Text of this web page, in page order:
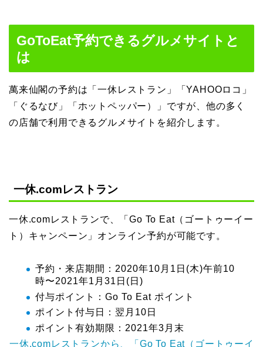
GoToEat予約できるグルメサイトと
は
萬来仙閣の予約は「一休レストラン」「YAHOOロコ」
「ぐるなび」「ホットペッパー）」ですが、他の多く
の店舗で利用できるグルメサイトを紹介します。
一休.comレストラン
一休.comレストランで、「Go To Eat（ゴートゥーイー
ト）キャンペーン」オンライン予約が可能です。
予約・来店期間：2020年10月1日(木)午前10
時〜2021年1月31日(日)
付与ポイント：Go To Eat ポイント
ポイント付与日：翌月10日
ポイント有効期限：2021年3月末
一休.comレストランから、「Go To Eat（ゴートゥーイ